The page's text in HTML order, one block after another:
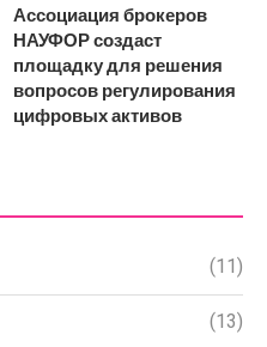
Ассоциация брокеров
НАУФОР создаст
площадку для решения
вопросов регулирования
цифровых активов
(11)
(13)